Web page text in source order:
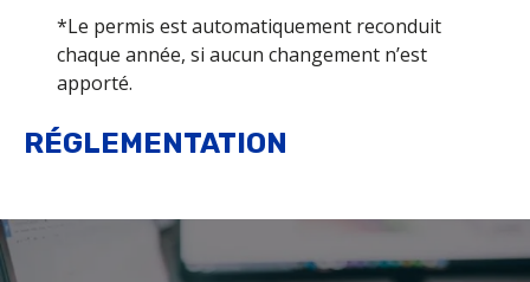
*Le permis est automatiquement reconduit
chaque année, si aucun changement n’est
apporté.
RÉGLEMENTATION